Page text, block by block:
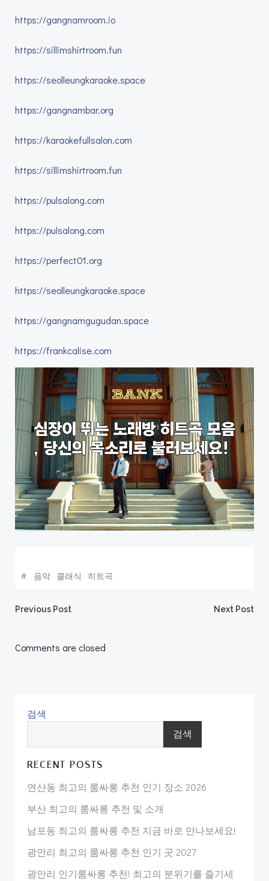
https://gangnamroom.io
https://sillimshirtroom.fun
https://seolleungkaraoke.space
https://gangnambar.org
https://karaokefullsalon.com
https://sillimshirtroom.fun
https://pulsalong.com
https://pulsalong.com
https://perfect01.org
https://seolleungkaraoke.space
https://gangnamgugudan.space
https://frankcalise.com
# 음악 클래식 히트곡
Post
navigation
Previous Post Next Post
Comments are closed
검색
검색
RECENT POSTS
연산동 최고의 룸싸롱 추천 인기 장소 2026
부산 최고의 룸싸롱 추천 및 소개
남포동 최고의 룸싸롱 추천 지금 바로 만나보세요!
광안리 최고의 룸싸롱 추천 인기 곳 2027
광안리 인기룸싸롱 추천! 최고의 분위기를 즐기세